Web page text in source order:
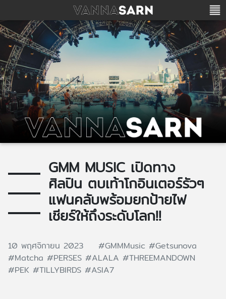
GMM MUSIC เปิดทาง
ศิลปิน ตบเท้าโกอินเตอร์รัวๆ
แฟนคลับพร้อมยกป้ายไฟ
เชียร์ให้ถึงระดับโลก!!
10 พฤศจิกายน 2023 #GMMMusic #Getsunova
#Matcha #PERSES #ALALA #THREEMANDOWN
#PEK #TILLYBIRDS #ASIA7